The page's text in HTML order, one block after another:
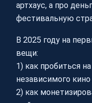
артхаус, а про
фестивальную
В 2025 году на
вещи:
1) как пробиться
независимого кино
2) как